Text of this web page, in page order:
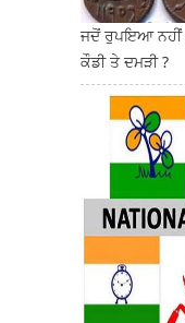
ਜਦੋਂ ਰੁਪਇਆ ਨਹੀਂ
ਕੌਡੀ ਤੇ ਦਮੜੀ ?